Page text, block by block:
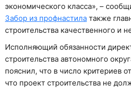
экономического класса», –
Забор из профнастила также
строительства качественного и
Исполняющий обязанности
строительства автономного
пояснил, что в число критериев
что проект строительства не